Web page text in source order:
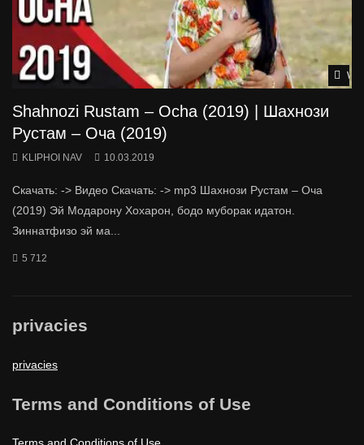
Shahnozi Rustam – Ocha (2019) | Шахнози
Рустам – Оча (2019)
KLIPHOI NAV 10.03.2019
Скачать: -> Видео Скачать: -> mp3 Шахнози Рустам – Оча
(2019) Эй Модарону Хохарон, бодо муборак идатон.
Зиннатфизо эй ма...
5 712
privacies
privacies
Terms and Conditions of Use